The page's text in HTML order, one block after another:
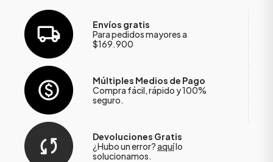
Envíos gratis
Para pedidos mayores a
$169.900
Múltiples Medios de Pago
Compra fácil, rápido y 100%
seguro.
Devoluciones Gratis
¿Hubo un error?aquílo
solucionamos.